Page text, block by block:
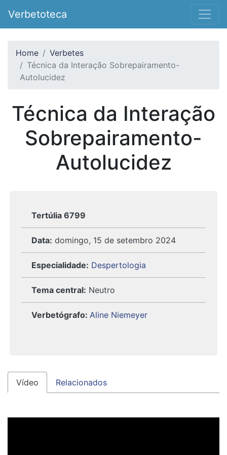
Verbetoteca
Home
Verbetes
Técnica da Interação Sobrepairamento-
Autolucidez
Técnica da Interação
Sobrepairamento-
Autolucidez
Tertúlia 6799
Data: domingo, 15 de setembro 2024
Especialidade: Despertologia
Tema central: Neutro
Verbetógrafo: Aline Niemeyer
Vídeo Relacionados